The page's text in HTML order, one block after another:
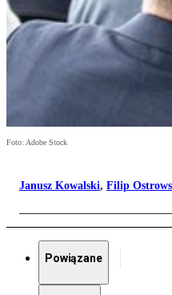
Foto: Adobe Stock
Janusz Kowalski, Filip
Powiązane